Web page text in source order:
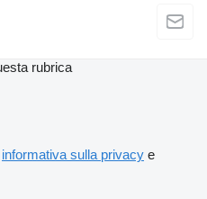
rubrica
informativa sulla privacy e